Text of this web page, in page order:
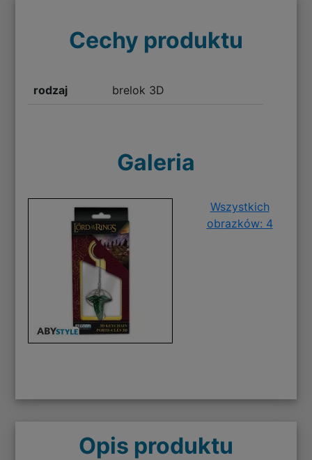
Cechy produktu
rodzaj brelok 3D
Galeria
Wszystkich
obrazków: 4
Opis produktu